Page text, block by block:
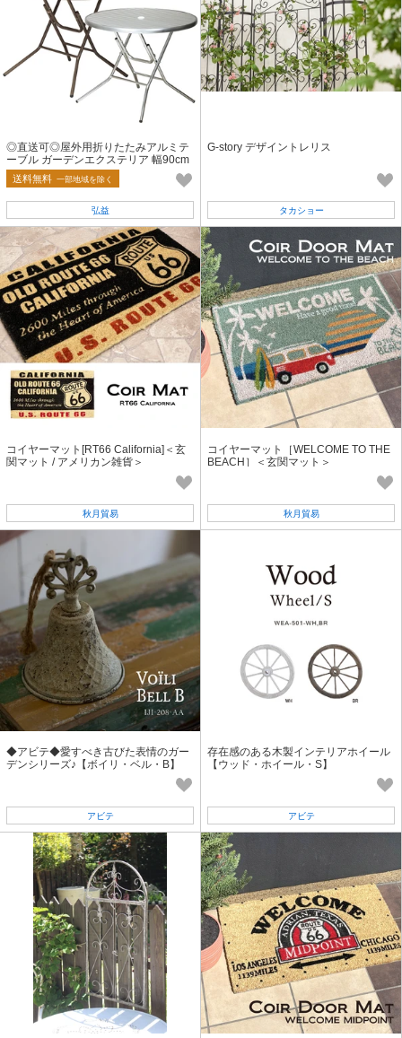
◎直送可◎屋外用折りたたみアルミテ
ーブル ガーデンエクステリア 幅90cm
AL-F90RT
送料無料 一部地域を除く
弘益
G-story デザイントレリス
タカショー
コイヤーマット[RT66 California]＜玄
関マット / アメリカン雑貨＞
秋月貿易
コイヤーマット［WELCOME TO THE
BEACH］＜玄関マット＞
秋月貿易
◆アビテ◆愛すべき古びた表情のガー
デンシリーズ♪【ボイリ・ベル・B】
アビテ
存在感のある木製インテリアホイール
【ウッド・ホイール・S】
アビテ